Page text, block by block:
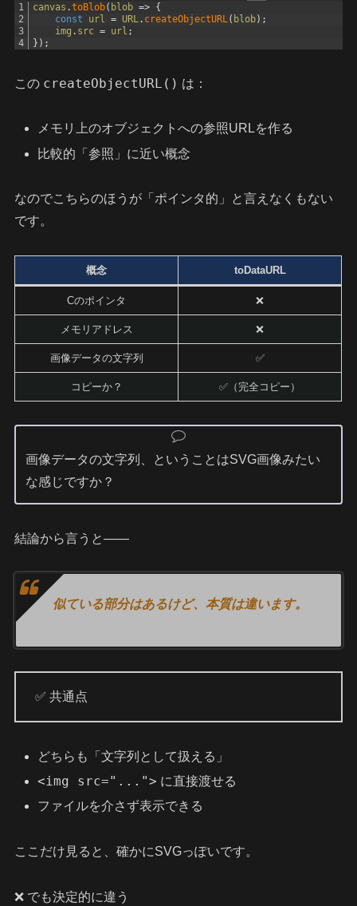
1
2
3
4
canvas .toBlob( blob => {
const
url = URL . createObjectURL ( blob) ;
img . src = url ;
} ) ;
この createObjectURL() は：
メモリ上のオブジェクトへの参照URLを作る
比較的「参照」に近い概念
なのでこちらのほうが「ポインタ的」と言えなくもない
です。
概念 toDataURL
Cのポインタ ❌
メモリアドレス ❌
画像データの文字列 ✅
コピーか？ ✅（完全コピー）
画像データの文字列、ということはSVG画像みたい
な感じですか？
結論から言うと――
似ている部分はあるけど、本質は違います。
✅ 共通点
どちらも「文字列として扱える」
<img src="..."> に直接渡せる
ファイルを介さず表示できる
ここだけ見ると、確かにSVGっぽいです。
❌ でも決定的に違う